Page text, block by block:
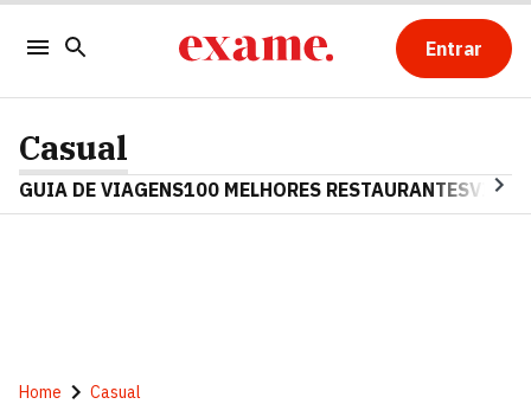
Entrar
Casual
GUIA DE VIAGENS100 MELHORES RESTAURANTES
Home Casual